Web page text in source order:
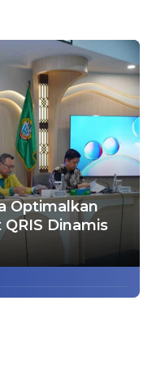
Optimalkan
Dinamis